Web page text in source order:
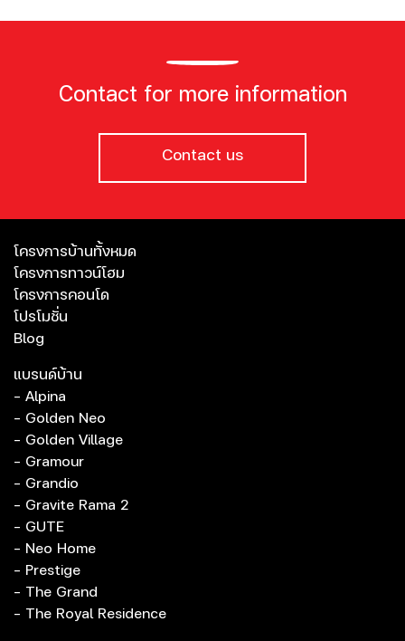
Contact for more information
Contact us
โครงการบ้านทั้งหมด
โครงการทาวน์โฮม
โครงการคอนโด
โปรโมชั่น
Blog
แบรนด์บ้าน
- Alpina
- Golden Neo
- Golden Village
- Gramour
- Grandio
- Gravite Rama 2
- GUTE
- Neo Home
- Prestige
- The Grand
- The Royal Residence